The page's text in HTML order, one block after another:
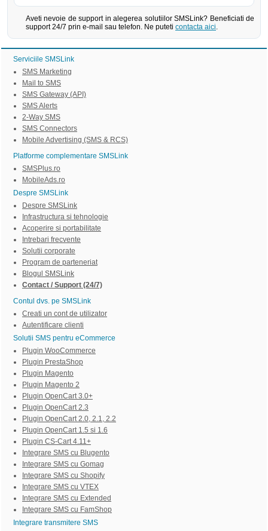
Aveti nevoie de support in alegerea solutiilor SMSLink? Beneficiati de
support 24/7 prin e-mail sau telefon. Ne puteti contacta aici.
Serviciile SMSLink
SMS Marketing
Mail to SMS
SMS Gateway (API)
SMS Alerts
2-Way SMS
SMS Connectors
Mobile Advertising (SMS & RCS)
Platforme complementare SMSLink
SMSPlus.ro
MobileAds.ro
Despre SMSLink
Despre SMSLink
Infrastructura si tehnologie
Acoperire si portabilitate
Intrebari frecvente
Solutii corporate
Program de parteneriat
Blogul SMSLink
Contact / Support (24/7)
Contul dvs. pe SMSLink
Creati un cont de utilizator
Autentificare clienti
Solutii SMS pentru eCommerce
Plugin WooCommerce
Plugin PrestaShop
Plugin Magento
Plugin Magento 2
Plugin OpenCart 3.0+
Plugin OpenCart 2.3
Plugin OpenCart 2.0, 2.1, 2.2
Plugin OpenCart 1.5 si 1.6
Plugin CS-Cart 4.11+
Integrare SMS cu Blugento
Integrare SMS cu Gomag
Integrare SMS cu Shopify
Integrare SMS cu VTEX
Integrare SMS cu Extended
Integrare SMS cu FamShop
Integrare transmitere SMS